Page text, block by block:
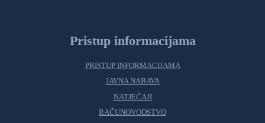
Pristup informacijama
PRISTUP INFORMACIJAMA
JAVNA NABAVA
NATJEČAJI
RAČUNOVODSTVO